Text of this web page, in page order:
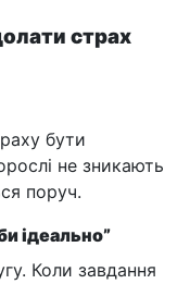
страх
бути
не зникають
поруч.
ідеально”
Коли завдання